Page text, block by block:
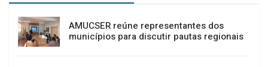
AMUCSER reúne representantes dos
municípios para discutir pautas regionais